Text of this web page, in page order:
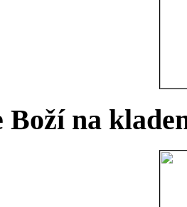
Boží na